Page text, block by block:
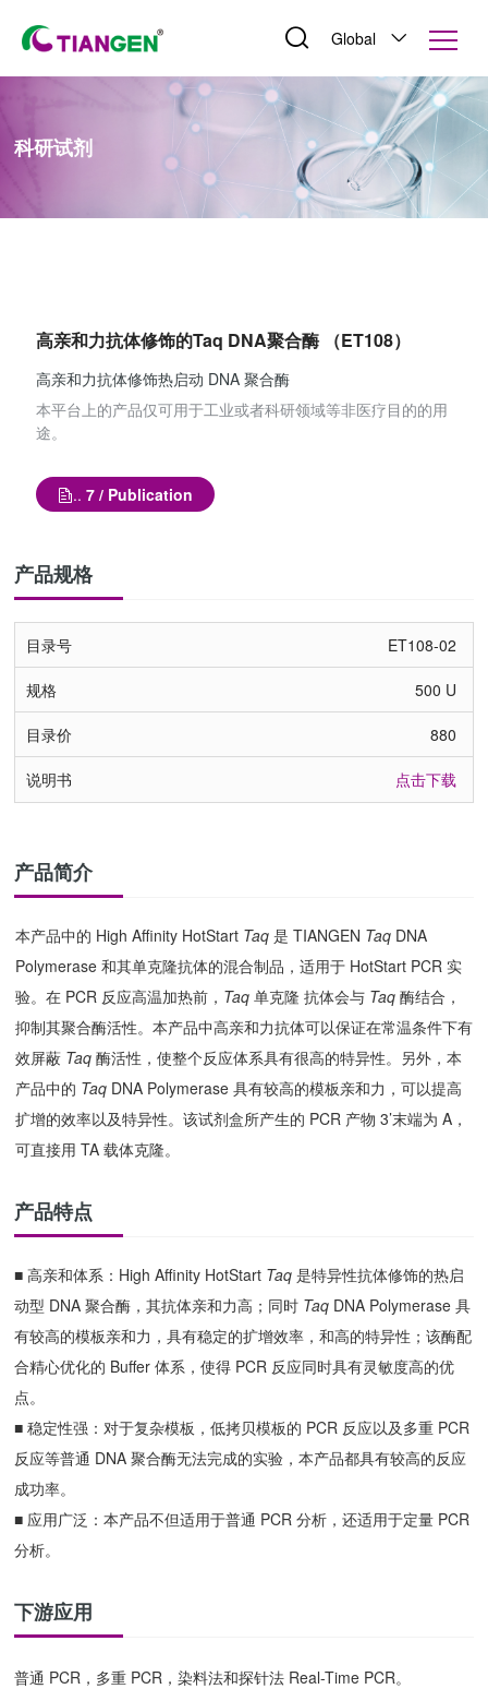
Global
科研试剂
高亲和力抗体修饰的Taq DNA聚合酶 （ET108）
高亲和力抗体修饰热启动 DNA 聚合酶
本平台上的产品仅可用于工业或者科研领域等非医疗目的的用
途。
..7 / Publication
产品规格
ET108-02
500 U
880
点击下载
产品简介
本产品中的 High Aﬃnity HotStart Taq 是 TIANGEN Taq DNA
Polymerase 和其单克隆抗体的混合制品，适用于 HotStart PCR 实
验。在 PCR 反应高温加热前， Taq 单克隆 抗体会与 Taq酶结合，
抑制其聚合酶活性。本产品中高亲和力抗体可以保证在常温条件下有
效屏蔽 Taq 酶活性，使整个反应体系具有很高的特异性。另外，本
产品中的 Taq DNA Polymerase 具有较高的模板亲和力，可以提高
扩增的效率以及特异性。该试剂盒所产生的 PCR 产物 3’末端为 A，
可直接用 TA 载体克隆。
产品特点
■高亲和体系： High Aﬃnity HotStart Taq是特异性抗体修饰的热启
动型 DNA 聚合酶，其抗体亲和力高；同时 Taq DNA Polymerase 具
有较高的模板亲和力，具有稳定的扩增效率，和高的特异性；该酶配
合精心优化的 Buffer 体系，使得 PCR 反应同时具有灵敏度高的优
点。
■稳定性强：对于复杂模板，低拷贝模板的 PCR 反应以及多重 PCR
反应等普通 DNA 聚合酶无法完成的实验，本产品都具有较高的反应
成功率。
■ 应用广泛：本产品不但适用于普通 PCR 分析，还适用于定量 PCR
分析。
下游应用
普通 PCR，多重 PCR，染料法和探针法 Real-Time PCR。